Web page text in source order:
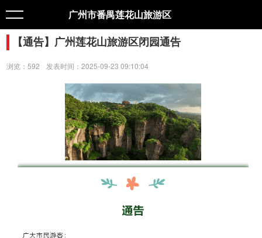
广州市番禺莲花山旅游区
【通告】广州莲花山旅游区闭园通告
浏览：592 发表时间：2025-09-23 09:10:04